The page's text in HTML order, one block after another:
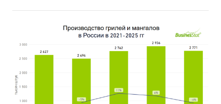
Предметы личной гигиены / Зубные щетки и